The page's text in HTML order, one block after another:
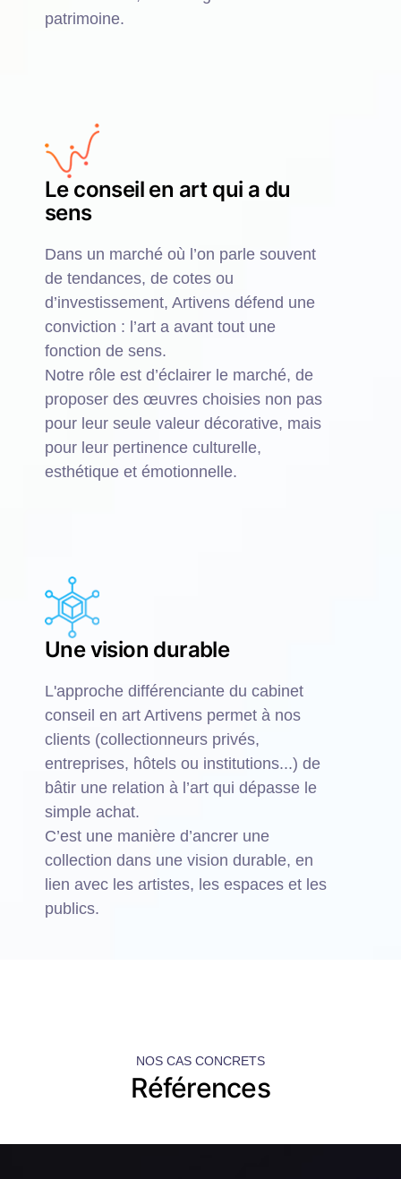
patrimoine.
Le conseil en art qui a du
sens
Dans un marché où l’on parle souvent
de tendances, de cotes ou
d’investissement, Artivens défend une
conviction : l’art a avant tout une
fonction de sens.
Notre rôle est d’éclairer le marché, de
proposer des œuvres choisies non pas
pour leur seule valeur décorative, mais
pour leur pertinence culturelle,
esthétique et émotionnelle.
Une vision durable
L'approche différenciante du cabinet
conseil en art Artivens permet à nos
clients (collectionneurs privés,
entreprises, hôtels ou institutions...) de
bâtir une relation à l’art qui dépasse le
simple achat.
C’est une manière d’ancrer une
collection dans une vision durable, en
lien avec les artistes, les espaces et les
publics.
NOS CAS CONCRETS
Références